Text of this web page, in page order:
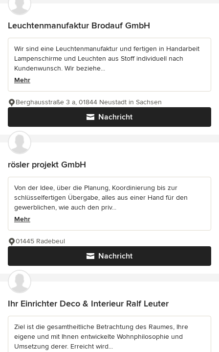
Leuchtenmanufaktur Brodauf GmbH
Wir sind eine Leuchtenmanufaktur und fertigen in Handarbeit
Lampenschirme und Leuchten aus Stoff individuell nach
Kundenwunsch. Wir beziehe...
Mehr
Nachricht
Berghausstraße 3 a, 01844 Neustadt in Sachsen
rösler projekt GmbH
Von der Idee, über die Planung, Koordinierung bis zur
schlüsselfertigen Übergabe, alles aus einer Hand für den
gewerblichen, wie auch den priv...
Mehr
Nachricht
01445 Radebeul
Ihr Einrichter Deco & Interieur Ralf Leuter
Ziel ist die gesamtheitliche Betrachtung des Raumes, Ihre
eigene und mit Ihnen entwickelte Wohnphilosophie und
Umsetzung derer. Erreicht wird...